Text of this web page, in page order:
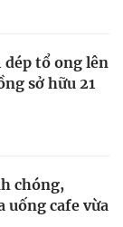
dép tổ ong lên
sở hữu 21
chóng,
uống cafe vừa